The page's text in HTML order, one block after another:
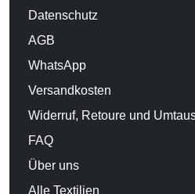
Datenschutz
AGB
WhatsApp
Versandkosten
Widerruf, Retoure und
FAQ
Über uns
Alle Textilien